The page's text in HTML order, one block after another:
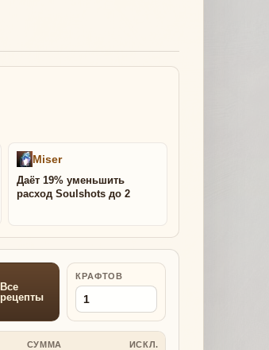
Miser
Даёт 19% уменьшить
расход Soulshots до 2
Все
рецепты
КРАФТОВ
СУММА ИСКЛ.